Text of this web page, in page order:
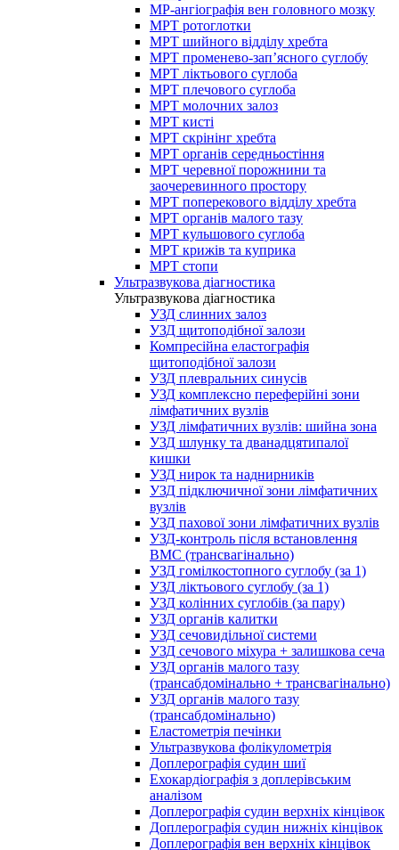
МР-ангіографія вен головного мозку
МРТ ротоглотки
МРТ шийного відділу хребта
МРТ променево-зап’ясного суглобу
МРТ ліктьового суглоба
МРТ плечового суглоба
МРТ молочних залоз
МРТ кисті
МРТ скрінінг хребта
МРТ органів середньостіння
МРТ черевної порожнини та
заочеревинного простору
МРТ поперекового відділу хребта
МРТ органів малого тазу
МРТ кульшового суглоба
МРТ крижів та куприка
МРТ стопи
Ультразвукова діагностика
Ультразвукова діагностика
УЗД слинних залоз
УЗД щитоподібної залози
Компресійна еластографія
щитоподібної залози
УЗД плевральних синусів
УЗД комплексно переферійні зони
лімфатичних вузлів
УЗД лімфатичних вузлів: шийна зона
УЗД шлунку та дванадцятипалої
кишки
УЗД нирок та наднирників
УЗД підключичної зони лімфатичних
вузлів
УЗД пахової зони лімфатичних вузлів
УЗД-контроль після встановлення
ВМС (трансвагінально)
УЗД гомілкостопного суглобу (за 1)
УЗД ліктьового суглобу (за 1)
УЗД колінних суглобів (за пару)
УЗД органів калитки
УЗД сечовидільної системи
УЗД сечового міхура + залишкова сеча
УЗД органів малого тазу
(трансабдомінально + трансвагінально)
УЗД органів малого тазу
(трансабдомінально)
Еластометрія печінки
Ультразвукова фолікулометрія
Доплерографія судин шиї
Ехокардіографія з доплерівським
аналізом
Доплерографія судин верхніх кінцівок
Доплерографія судин нижніх кінцівок
Доплерографія вен верхніх кінцівок